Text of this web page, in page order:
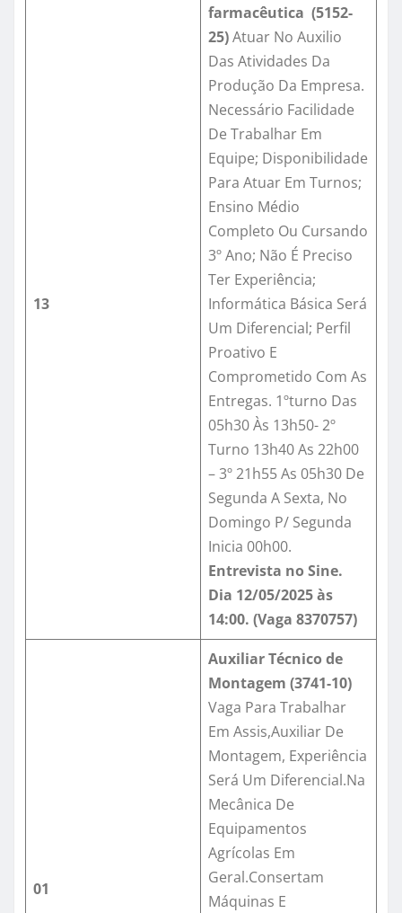
13
farmacêutica (5152-
25)Atuar No Auxilio
Das Atividades Da
Produção Da Empresa.
Necessário Facilidade
De Trabalhar Em
Equipe; Disponibilidade
Para Atuar Em Turnos;
Ensino Médio
Completo Ou Cursando
3º Ano; Não É Preciso
Ter Experiência;
Informática Básica Será
Um Diferencial; Perfil
Proativo E
Comprometido Com As
Entregas. 1ºturno Das
05h30 Às 13h50- 2º
Turno 13h40 As 22h00
– 3º 21h55 As 05h30 De
Segunda A Sexta, No
Domingo P/ Segunda
Inicia 00h00.
Entrevista no Sine.
Dia 12/05/2025 às
14:00. (Vaga 8370757)
01
Auxiliar Técnico de
Montagem (3741-10)
Vaga Para Trabalhar
Em Assis,Auxiliar De
Montagem, Experiência
Será Um Diferencial.Na
Mecânica De
Equipamentos
Agrícolas Em
Geral.Consertam
Máquinas E